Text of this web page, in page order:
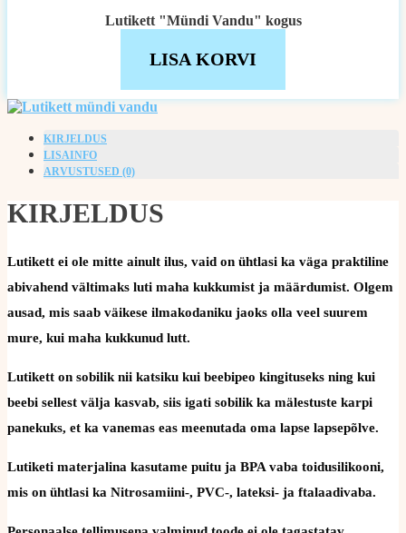
Lutikett "Mündi Vandu" kogus
LISA KORVI
KIRJELDUS
LISAINFO
ARVUSTUSED (0)
KIRJELDUS
Lutikett ei ole mitte ainult ilus, vaid on ühtlasi ka väga praktiline
abivahend vältimaks luti maha kukkumist ja määrdumist. Olgem
ausad, mis saab väikese ilmakodaniku jaoks olla veel suurem
mure, kui maha kukkunud lutt.
Lutikett on sobilik nii katsiku kui beebipeo kingituseks ning kui
beebi sellest välja kasvab, siis igati sobilik ka mälestuste karpi
panekuks, et ka vanemas eas meenutada oma lapse lapsepõlve.
Lutiketi materjalina kasutame puitu ja BPA vaba toidusilikooni,
mis on ühtlasi ka Nitrosamiini-, PVC-, lateksi- ja ftalaadivaba.